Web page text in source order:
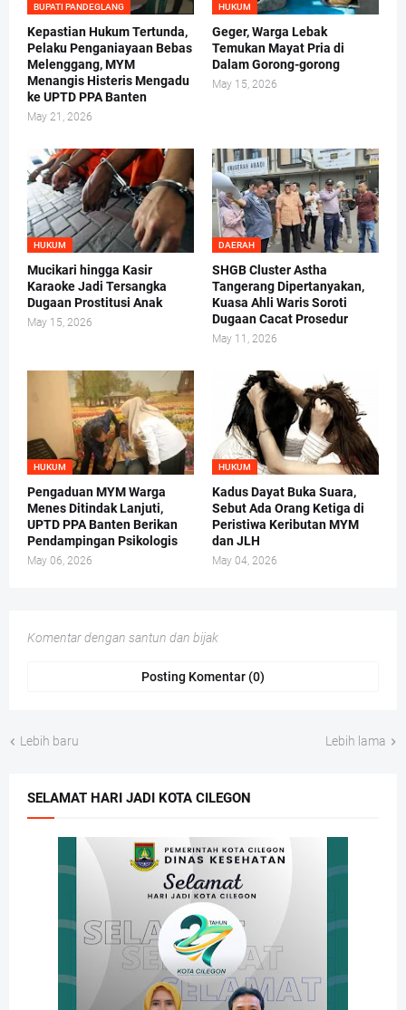
BUPATI PANDEGLANG
Kepastian Hukum Tertunda,
Pelaku Penganiayaan Bebas
Melenggang, MYM
Menangis Histeris Mengadu
ke UPTD PPA Banten
May 21, 2026
HUKUM
Geger, Warga Lebak
Temukan Mayat Pria di
Dalam Gorong-gorong
May 15, 2026
HUKUM
Mucikari hingga Kasir
Karaoke Jadi Tersangka
Dugaan Prostitusi Anak
May 15, 2026
DAERAH
SHGB Cluster Astha
Tangerang Dipertanyakan,
Kuasa Ahli Waris Soroti
Dugaan Cacat Prosedur
May 11, 2026
HUKUM
Pengaduan MYM Warga
Menes Ditindak Lanjuti,
UPTD PPA Banten Berikan
Pendampingan Psikologis
May 06, 2026
HUKUM
Kadus Dayat Buka Suara,
Sebut Ada Orang Ketiga di
Peristiwa Keributan MYM
dan JLH
May 04, 2026
Komentar dengan santun dan bijak
Posting Komentar (0)
Lebih baru Lebih lama
SELAMAT HARI JADI KOTA CILEGON